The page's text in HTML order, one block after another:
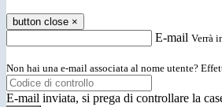
button close ×
E-mail Verrà
Non hai una e-mail associata al nome utente?
E-mail inviata, si prega di controllare la